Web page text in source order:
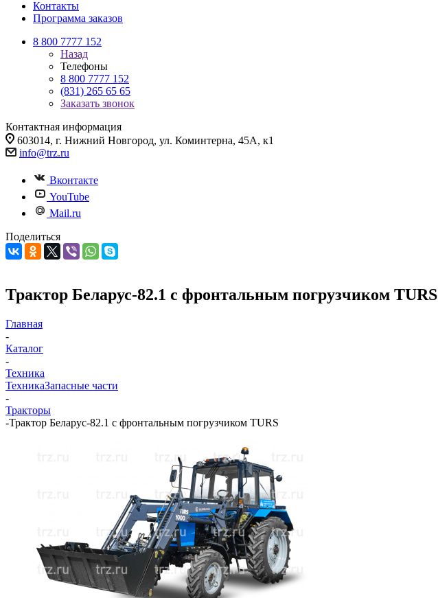
Контакты
Программа заказов
8 800 7777 152
Назад
Телефоны
8 800 7777 152
(831) 265 65 65
Заказать звонок
Контактная информация
603014, г. Нижний Новгород, ул. Коминтерна, 45А, к1
info@trz.ru
Вконтакте
YouTube
Mail.ru
Поделиться
Трактор Беларус-82.1 с фронтальным погрузчиком TURS
Главная
-
Каталог
-
Техника
ТехникаЗапасные части
-
Тракторы
-Трактор Беларус-82.1 с фронтальным погрузчиком TURS